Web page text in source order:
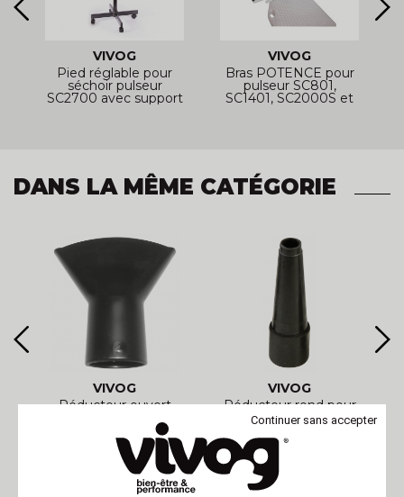
VIVOG
Pied réglable pour
séchoir pulseur
SC2700 avec support
VIVOG
Bras POTENCE pour
pulseur SC801,
SC1401, SC2000S et
DANS LA MÊME CATÉGORIE
VIVOG
Réducteur ouvert
METROVAC SC1004
et SC1005
VIVOG
Réducteur rond pour
pulseur METROVAC
Continuer sans accepter